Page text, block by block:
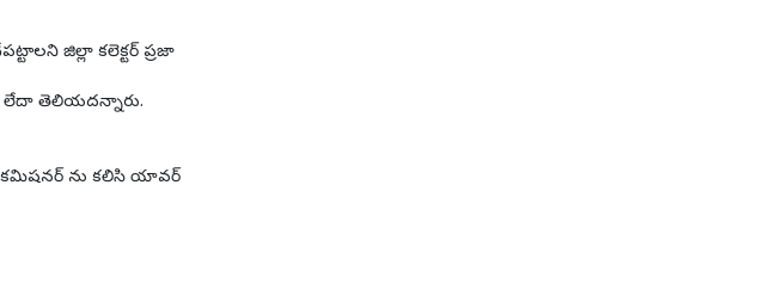
జిల్లా కలెక్టర్ ప్రజా
లేదా తెలియదన్నారు.
కమిషనర్ ను కలిసి యావర్